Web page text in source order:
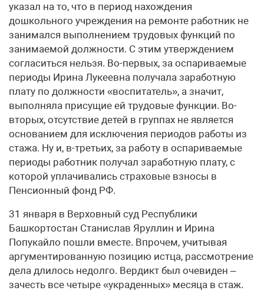
указал на то, что в период нахождения
дошкольного учреждения на ремонте работник не
занимался выполнением трудовых функций по
занимаемой должности. C этим утверждением
согласиться нельзя. Во-первых, за оспариваемые
периоды Ирина Лукеевна получала заработную
плату по должности «воспитатель», а значит,
выполняла присущие ей трудовые функции. Во-
вторых, отсутствие детей в группах не является
основанием для исключения периодов работы из
стажа. Ну и, в-третьих, за работу в оспариваемые
периоды работник получал заработную плату, с
которой уплачивались страховые взносы в
Пенсионный фонд РФ.
31 января в Верховный суд Республики
Башкортостан Станислав Яруллин и Ирина
Попукайло пошли вместе. Впрочем, учитывая
аргументированную позицию истца, рассмотрение
дела длилось недолго. Вердикт был очевиден –
зачесть все четыре «украденных» месяца в стаж.